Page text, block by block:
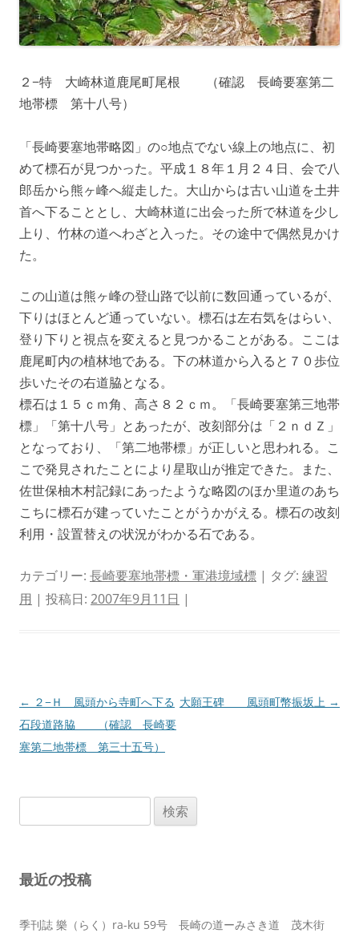
２−特 大崎林道鹿尾町尾根 （確認 長崎要塞第二
地帯標 第十八号）
「長崎要塞地帯略図」の○地点でない線上の地点に、初
めて標石が見つかった。平成１８年１月２４日、会で八
郎岳から熊ヶ峰へ縦走した。大山からは古い山道を土井
首へ下ることとし、大崎林道に出会った所で林道を少し
上り、竹林の道へわざと入った。その途中で偶然見かけ
た。
この山道は熊ヶ峰の登山路で以前に数回通っているが、
下りはほとんど通っていない。標石は左右気をはらい、
登り下りと視点を変えると見つかることがある。ここは
鹿尾町内の植林地である。下の林道から入ると７０歩位
歩いたその右道脇となる。
標石は１５ｃｍ角、高さ８２ｃｍ。「長崎要塞第三地帯
標」「第十八号」とあったが、改刻部分は「２ｎｄＺ」
となっており、「第二地帯標」が正しいと思われる。こ
こで発見されたことにより星取山が推定できた。また、
佐世保柚木村記録にあったような略図のほか里道のあち
こちに標石が建っていたことがうかがえる。標石の改刻
利用・設置替えの状況がわかる石である。
カテゴリー: 長崎要塞地帯標・軍港境域標 | タグ: 練習
用 | 投稿日: 2007年9月11日 |
投
稿
ナ
ン
← ２−Ｈ 風頭から寺町へ下る
石段道路脇 （確認 長崎要
塞第二地帯標 第三十五号）
大願王碑 風頭町幣振坂上 →
索:
最近の投稿
季刊誌 樂（らく）ra-ku 59号 長崎の道ーみさき道 茂木街